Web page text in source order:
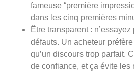
fameuse “première
dans les cinq premières
Être transparent :
défauts. Un acheteur
qu’un discours trop parfait.
de confiance, et ça évite les